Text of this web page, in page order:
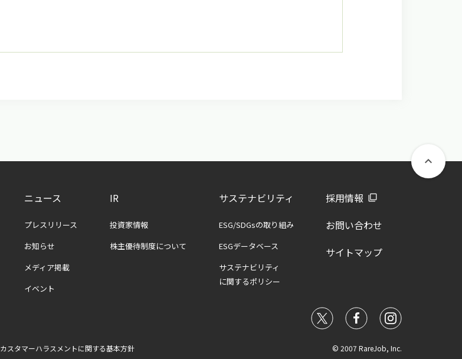
ニュース
プレスリリース
お知らせ
メディア掲載
イベント
IR
投資家情報
株主優待制度について
サステナビリティ
ESG/SDGsの取り組み
ESGデータベース
サステナビリティ
に関するポリシー
採用情報
お問い合わせ
サイトマップ
カスタマーハラスメントに関する基本方針 © 2007 RareJob, Inc.
keyboard_arrow_up